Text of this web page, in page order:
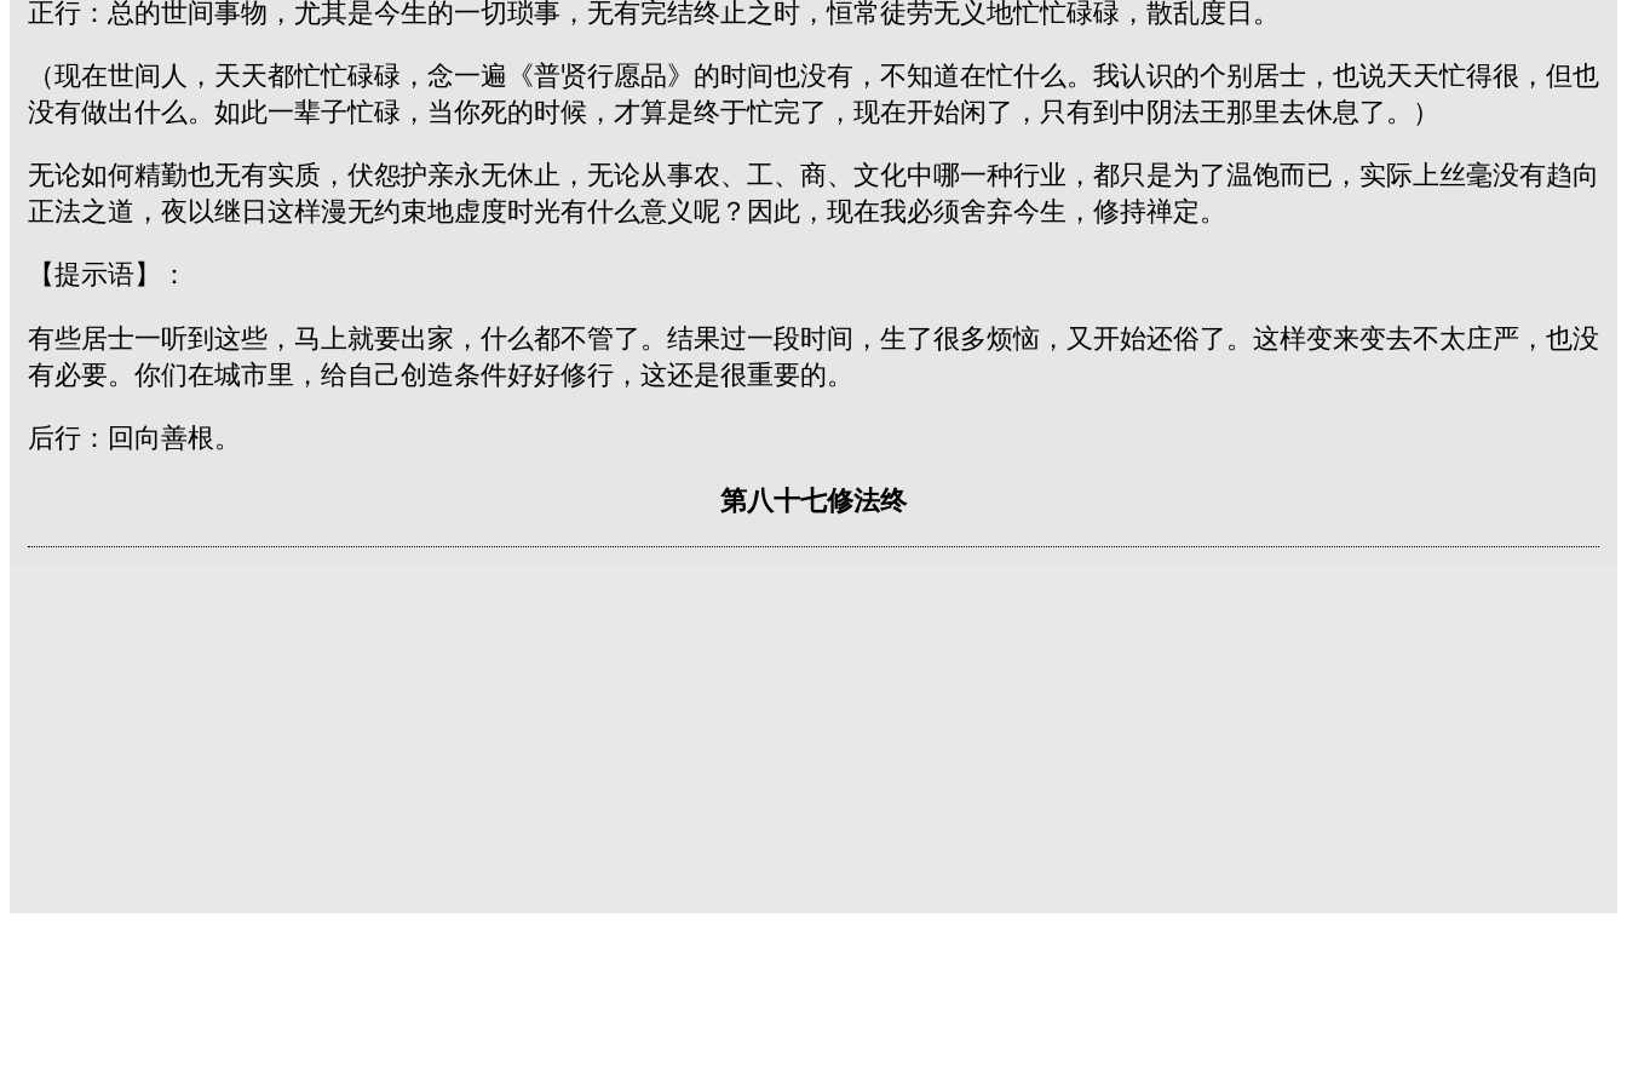
正行：总的世间事物，尤其是今生的一切琐事，无有完结终止之时，恒常徒劳无义地忙忙碌碌，散乱度日。
（现在世间人，天天都忙忙碌碌，念一遍《普贤行愿品》的时间也没有，不知道在忙什么。我认识的个别居士，也说天天忙得很，但也
没有做出什么。如此一辈子忙碌，当你死的时候，才算是终于忙完了，现在开始闲了，只有到中阴法王那里去休息了。）
无论如何精勤也无有实质，伏怨护亲永无休止，无论从事农、工、商、文化中哪一种行业，都只是为了温饱而已，实际上丝毫没有趋向
正法之道，夜以继日这样漫无约束地虚度时光有什么意义呢？因此，现在我必须舍弃今生，修持禅定。
【提示语】：
有些居士一听到这些，马上就要出家，什么都不管了。结果过一段时间，生了很多烦恼，又开始还俗了。这样变来变去不太庄严，也没
有必要。你们在城市里，给自己创造条件好好修行，这还是很重要的。
后行：回向善根。
第八十七修法终